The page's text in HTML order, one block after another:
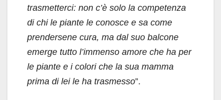
trasmetterci: non c’è solo la competenza
di chi le piante le conosce e sa come
prendersene cura, ma dal suo balcone
emerge tutto l’immenso amore che ha per
le piante e i colori che la sua mamma
prima di lei le ha trasmesso”.